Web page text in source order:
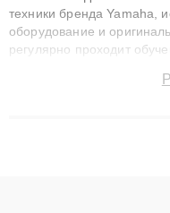
техники бренда Yamaha,
оборудование и
регулярно проходит
технику с сохранением